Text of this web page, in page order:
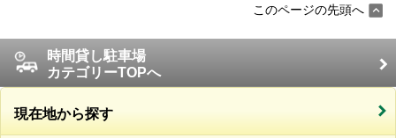
このページの先頭へ
時間貸し駐車場
カテゴリーTOPへ
現在地から探す